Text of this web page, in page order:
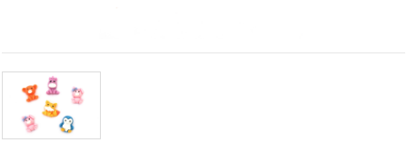
afișa
conținut și
reclame
mai
relevante,